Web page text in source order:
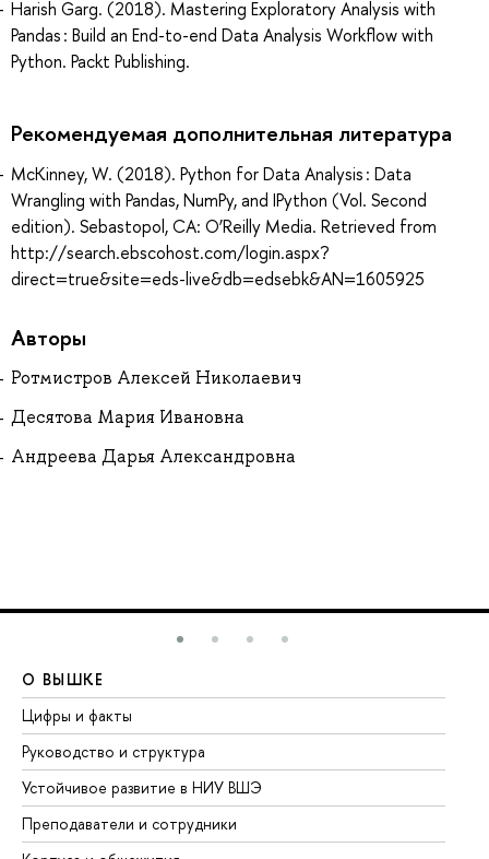
Harish Garg. (2018). Mastering Exploratory Analysis with
Pandas : Build an End-to-end Data Analysis Workflow with
Python. Packt Publishing.
Рекомендуемая дополнительная литература
McKinney, W. (2018). Python for Data Analysis : Data
Wrangling with Pandas, NumPy, and IPython (Vol. Second
edition). Sebastopol, CA: O’Reilly Media. Retrieved from
http://search.ebscohost.com/login.aspx?
direct=true&site=eds-live&db=edsebk&AN=1605925
Авторы
Ротмистров Алексей Николаевич
Десятова Мария Ивановна
Андреева Дарья Александровна
О ВЫШКЕ
Цифры и факты
Руководство и структура
Устойчивое развитие в НИУ ВШЭ
Преподаватели и сотрудники